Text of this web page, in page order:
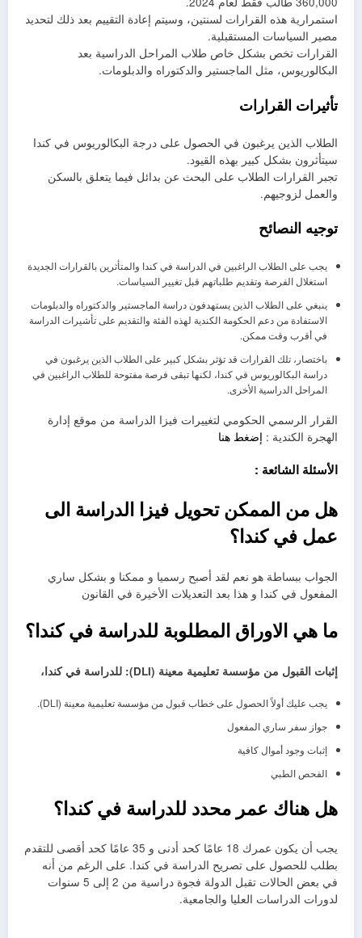
استمرارية هذه القرارات لسنتين، وسيتم إعادة التقييم بعد ذلك لتحديد
مصير السياسات المستقبلية.
القرارات تخص بشكل خاص طلاب المراحل الدراسية بعد
البكالوريوس، مثل الماجستير والدكتوراه والدبلومات.
تأثيرات القرارات
الطلاب الذين يرغبون في الحصول على درجة البكالوريوس في كندا
سيتأثرون بشكل كبير بهذه القيود.
تجبر القرارات الطلاب على البحث عن بدائل فيما يتعلق بالسكن
والعمل لزوجيهم.
توجيه النصائح
يجب على الطلاب الراغبين في الدراسة في كندا والمتأثرين بالقرارات الجديدة
استغلال الفرصة وتقديم طلباتهم قبل تغيير السياسات.
ينبغي على الطلاب الذين يستهدفون دراسة الماجستير والدكتوراه والدبلومات
الاستفادة من دعم الحكومة الكندية لهذه الفئة والتقديم على تأشيرات الدراسة
في أقرب وقت ممكن.
باختصار، تلك القرارات قد تؤثر بشكل كبير على الطلاب الذين يرغبون في
دراسة البكالوريوس في كندا، لكنها تبقى فرصة مفتوحة للطلاب الراغبين في
المراحل الدراسية الأخرى.
القرار الرسمي الحكومي لتغييرات فيزا الدراسة من موقع إدارة
الهجرة الكندية : إضغط هنا
الأسئلة الشائعة :
هل من الممكن تحويل فيزا الدراسة الى
عمل في كندا؟
الجواب ببساطة هو نعم لقد أصبح رسميا و ممكنا و بشكل ساري
المفعول في كندا و هذا بعد التعديلات الأخيرة في القانون
ما هي الاوراق المطلوبة للدراسة في كندا؟
إثبات القبول من مؤسسة تعليمية معينة (DLI): للدراسة في كندا،
يجب عليك أولاً الحصول على خطاب قبول من مؤسسة تعليمية معينة (DLI).
جواز سفر ساري المفعول
إثبات وجود أموال كافية
الفحص الطبي
هل هناك عمر محدد للدراسة في كندا؟
يجب أن يكون عمرك 18 عامًا كحد أدنى و 35 عامًا كحد أقصى للتقدم
بطلب للحصول على تصريح الدراسة في كندا. على الرغم من أنه
في بعض الحالات تقبل الدولة فجوة دراسية من 2 إلى 5 سنوات
لدورات الدراسات العليا والجامعية.